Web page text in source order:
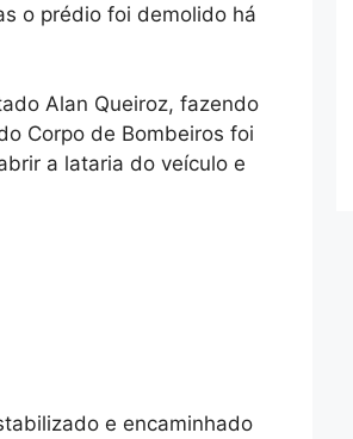
o prédio foi demolido há
Alan Queiroz, fazendo
Corpo de Bombeiros foi
a lataria do veículo e
e encaminhado